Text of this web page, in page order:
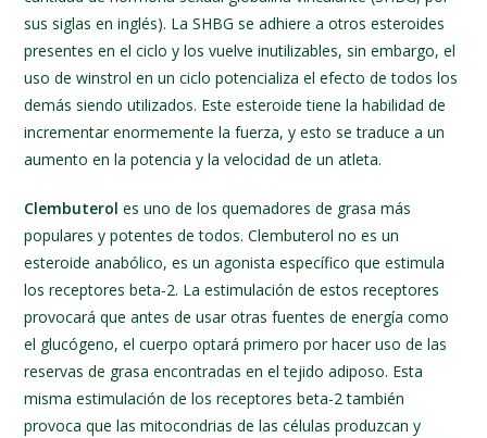
sus siglas en inglés). La SHBG se adhiere a otros esteroides
presentes en el ciclo y los vuelve inutilizables, sin embargo, el
uso de winstrol en un ciclo potencializa el efecto de todos los
demás siendo utilizados. Este esteroide tiene la habilidad de
incrementar enormemente la fuerza, y esto se traduce a un
aumento en la potencia y la velocidad de un atleta.
Clembuterol es uno de los quemadores de grasa más
populares y potentes de todos. Clembuterol no es un
esteroide anabólico, es un agonista específico que estimula
los receptores beta-2. La estimulación de estos receptores
provocará que antes de usar otras fuentes de energía como
el glucógeno, el cuerpo optará primero por hacer uso de las
reservas de grasa encontradas en el tejido adiposo. Esta
misma estimulación de los receptores beta-2 también
provoca que las mitocondrias de las células produzcan y